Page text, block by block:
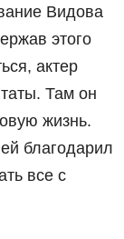
Видова
этого
актер
Там он
жизнь.
благодарил
все с